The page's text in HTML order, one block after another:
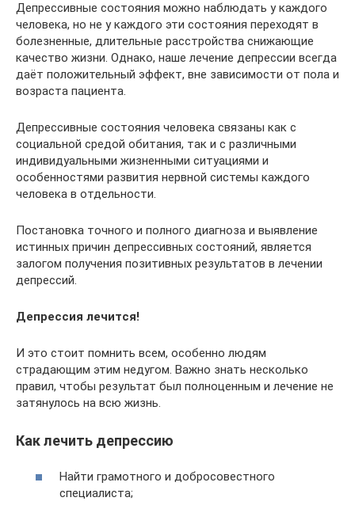
Депрессивные состояния можно наблюдать у каждого
человека, но не у каждого эти состояния переходят в
болезненные, длительные расстройства снижающие
качество жизни. Однако, наше лечение депрессии всегда
даёт положительный эффект, вне зависимости от пола и
возраста пациента.
Депрессивные состояния человека связаны как с
социальной средой обитания, так и с различными
индивидуальными жизненными ситуациями и
особенностями развития нервной системы каждого
человека в отдельности.
Постановка точного и полного диагноза и выявление
истинных причин депрессивных состояний, является
залогом получения позитивных результатов в лечении
депрессий.
Депрессия лечится!
И это стоит помнить всем, особенно людям
страдающим этим недугом. Важно знать несколько
правил, чтобы результат был полноценным и лечение не
затянулось на всю жизнь.
Как лечить депрессию
Найти грамотного и добросовестного
специалиста;